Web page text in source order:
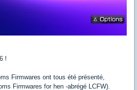
!
Firmwares ont tous été présenté,
Firmwares for hen -abrégé LCFW).